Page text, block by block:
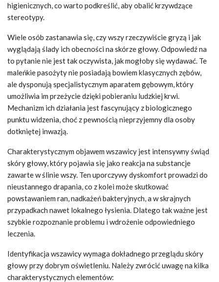
higienicznych, co warto podkreślić, aby obalić krzywdzące
stereotypy.
Wiele osób zastanawia się, czy wszy rzeczywiście gryzą i jak
wyglądają ślady ich obecności na skórze głowy. Odpowiedź na
to pytanie nie jest tak oczywista, jak mogłoby się wydawać. Te
maleńkie pasożyty nie posiadają bowiem klasycznych zębów,
ale dysponują specjalistycznym aparatem gębowym, który
umożliwia im przeżycie dzięki pobieraniu ludzkiej krwi.
Mechanizm ich działania jest fascynujący z biologicznego
punktu widzenia, choć z pewnością nieprzyjemny dla osoby
dotkniętej inwazją.
Charakterystycznym objawem wszawicy jest intensywny świąd
skóry głowy, który pojawia się jako reakcja na substancje
zawarte w ślinie wszy. Ten uporczywy dyskomfort prowadzi do
nieustannego drapania, co z kolei może skutkować
powstawaniem ran, nadkażeń bakteryjnych, a w skrajnych
przypadkach nawet lokalnego łysienia. Dlatego tak ważne jest
szybkie rozpoznanie problemu i wdrożenie odpowiedniego
leczenia.
Identyfikacja wszawicy wymaga dokładnego przeglądu skóry
głowy przy dobrym oświetleniu. Należy zwrócić uwagę na kilka
charakterystycznych elementów: